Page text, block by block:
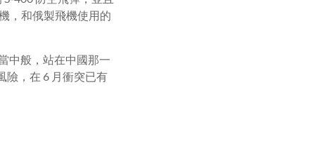
，和俄製飛機使用的
中般，站在中國那一
險，在 6 月衝突已有